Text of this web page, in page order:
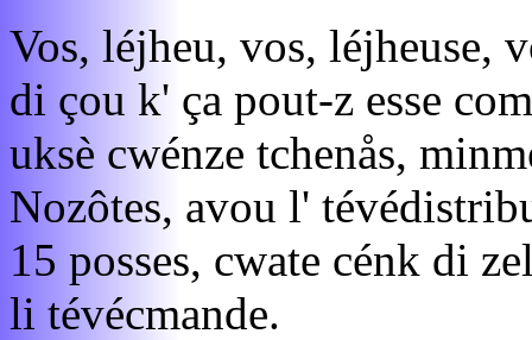
Vos, léjheu, vos, léjheuse,
di çou k' ça pout-z esse
uksè cwénze tchenås,
Nozôtes, avou l'
15 posses, cwate cénk di
li tévécmande.